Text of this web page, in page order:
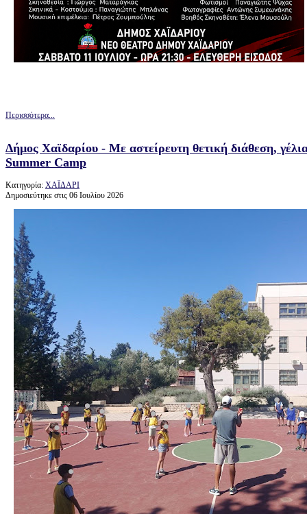
Περισσότερα...
Δήμος Χαϊδαρίου - Με αστείρευτη θετική διάθεση,
Summer Camp
Κατηγορία: ΧΑΪΔΑΡΙ
Δημοσιεύτηκε στις 06 Ιουλίου 2026